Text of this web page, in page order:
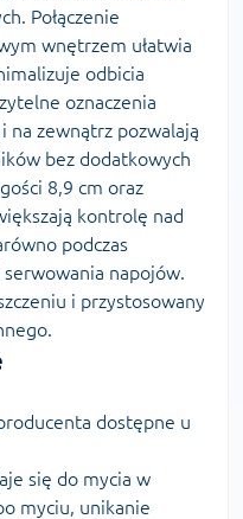
Połączenie
wnętrzem ułatwia
odbicia
oznaczenia
na zewnątrz pozwalają
bez dodatkowych
8,9 cm oraz
kontrolę nad
podczas
napojów.
i przystosowany
dostępne u
się do mycia w
myciu, unikanie